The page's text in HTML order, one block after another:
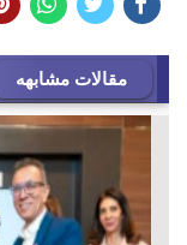
مقالات مشابهه